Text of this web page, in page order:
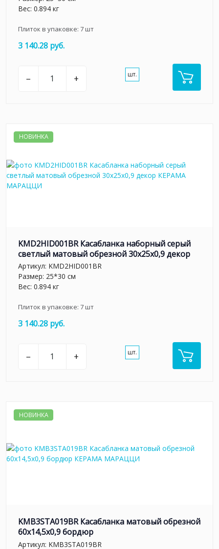
Вес: 0.894 кг
Плиток в упаковке: 7шт
3 140.28 руб.
– + шт.
НОВИНКА
KMD2HID001BR Касабланка наборный серый
светлый матовый обрезной 30x25x0,9 декор
Артикул: KMD2HID001BR
Размер: 25*30 см
Вес: 0.894 кг
Плиток в упаковке: 7шт
3 140.28 руб.
– + шт.
НОВИНКА
KMB3STA019BR Касабланка матовый обрезной
60x14,5x0,9 бордюр
Артикул: KMB3STA019BR